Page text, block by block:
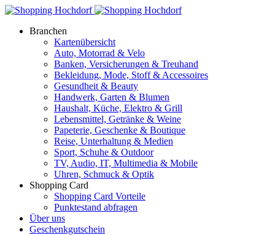
Branchen
Kartenübersicht
Auto, Motorrad & Velo
Banken, Versicherungen & Treuhand
Bekleidung, Mode, Stoff & Accessoires
Gesundheit & Beauty
Handwerk, Garten & Blumen
Haushalt, Küche, Elektro & Grill
Lebensmittel, Getränke & Weine
Papeterie, Geschenke & Boutique
Reise, Unterhaltung & Medien
Sport, Schuhe & Outdoor
TV, Audio, IT, Multimedia & Mobile
Uhren, Schmuck & Optik
Shopping Card
Shopping Card Vorteile
Punktestand abfragen
Über uns
Geschenkgutschein